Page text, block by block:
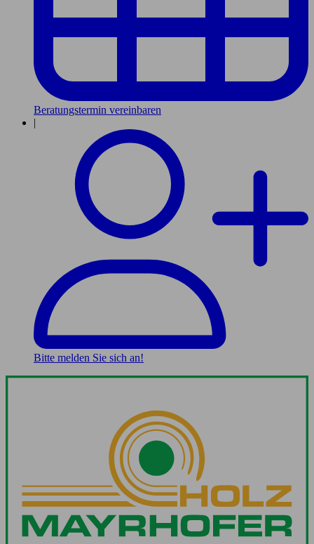
Beratungstermin vereinbaren
|
Bitte melden Sie sich an!